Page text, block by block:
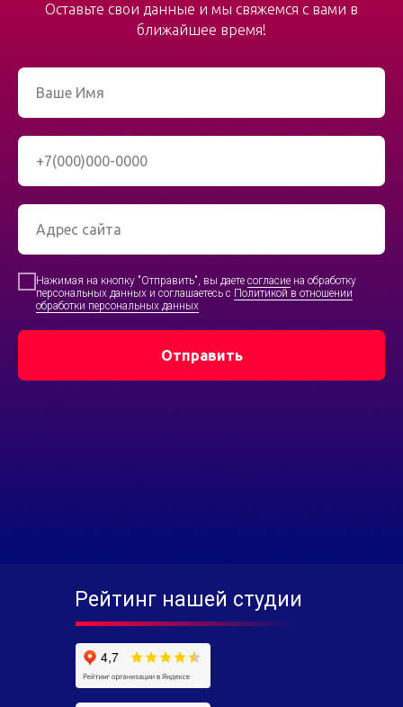
Оставьте свои данные и мы свяжемся c вами в
ближайшее время!
Нажимая на кнопку "Отправить", вы даете согласие на обработку
персональных данных и соглашаетесь с Политикой в отношении
обработки персональных данных
Отправить
Рейтинг нашей студии